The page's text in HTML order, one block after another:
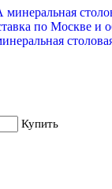
столовая
Купить